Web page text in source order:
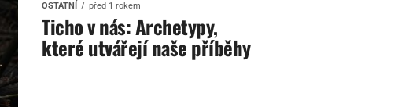
OSTATNÍ před 1 rokem
Ticho v nás: Archetypy,
které utvářejí naše příběhy